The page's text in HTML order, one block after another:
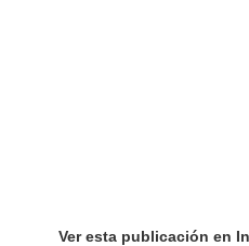
Ver esta publicación en